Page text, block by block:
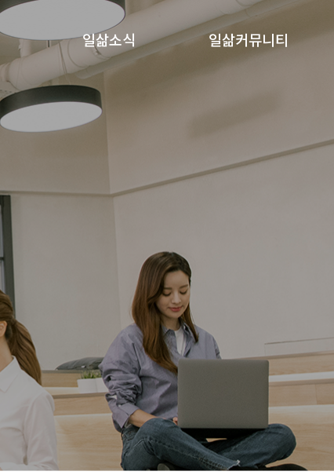
일삶소식 일삶커뮤니티